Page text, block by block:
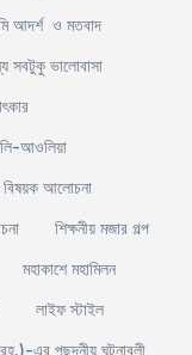
আদর্শ ও মতবাদ
সবটুকু ভালোবাসা
আওলিয়া
আলোচনা
শিক্ষনীয় মজার গল্প
মহাকাশে মহামিলন
লাইফ স্টাইল
এর পছন্দনীয় ঘটনাবলী